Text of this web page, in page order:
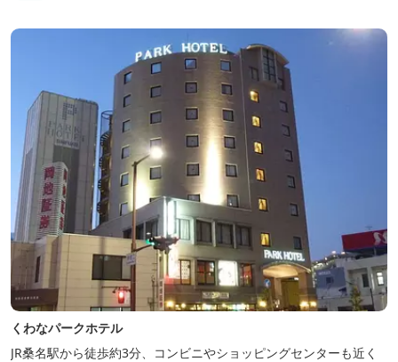
くわなパークホテル
JR桑名駅から徒歩約3分、コンビニやショッピングセンターも近く